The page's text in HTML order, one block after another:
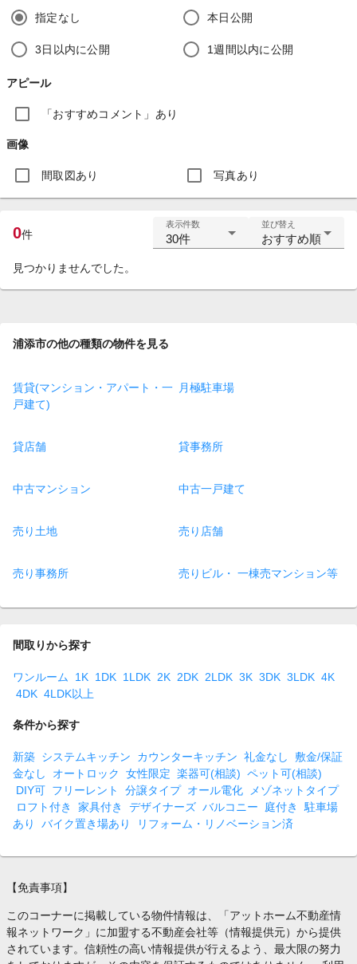
指定なし 本日公開
3日以内に公開 1週間以内に公開
アピール
「おすすめコメント」あり
画像
間取図あり 写真あり
0件
表示件数
30件
並び替え
おすすめ順
見つかりませんでした。
浦添市の他の種類の物件を見る
賃貸(マンション・アパート・一
戸建て)
月極駐車場
貸店舗 貸事務所
中古マンション 中古一戸建て
売り土地 売り店舗
売り事務所 売りビル・ 一棟売マンション等
間取りから探す
ワンルーム 1K 1DK 1LDK 2K 2DK 2LDK 3K 3DK 3LDK 4K
4DK 4LDK以上
条件から探す
新築 システムキッチン カウンターキッチン 礼金なし
敷金/保証
金なし
オートロック 女性限定 楽器可(相談) ペット可(相談)
DIY可 フリーレント 分譲タイプ オール電化
メゾネットタイプ
ロフト付き
家具付き デザイナーズ バルコニー 庭付き
駐車場
あり
バイク置き場あり リフォーム・リノベーション済
【免責事項】
このコーナーに掲載している物件情報は、「アットホーム不動産情
報ネットワーク」に加盟する不動産会社等（情報提供元）から提供
されています。信頼性の高い情報提供が行えるよう、最大限の努力